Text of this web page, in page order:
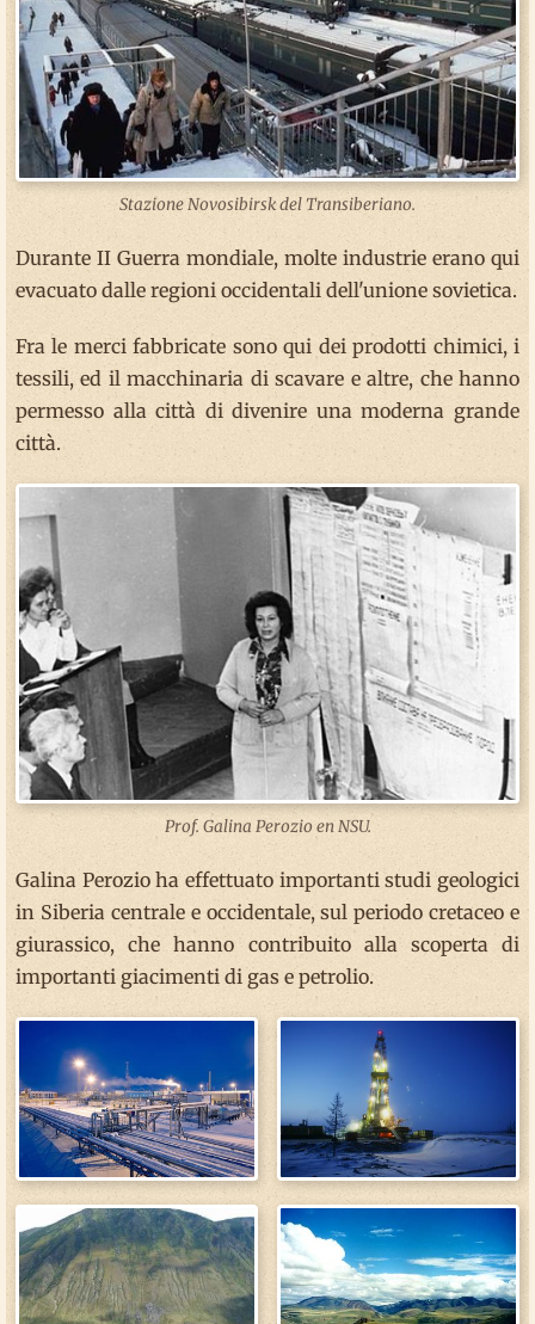
Stazione Novosibirsk del Transiberiano.
Durante II Guerra mondiale, molte industrie erano qui
evacuato dalle regioni occidentali dell'unione sovietica.
Fra le merci fabbricate sono qui dei prodotti chimici, i
tessili, ed il macchinaria di scavare e altre, che hanno
permesso alla città di divenire una moderna grande
città.
Prof. Galina Perozio en NSU.
Galina Perozio ha effettuato importanti studi geologici
in Siberia centrale e occidentale, sul periodo cretaceo e
giurassico, che hanno contribuito alla scoperta di
importanti giacimenti di gas e petrolio.